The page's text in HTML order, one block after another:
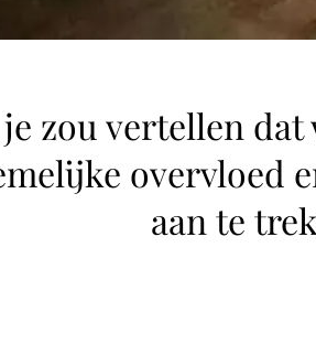
zou vertellen
overvloed
aan te